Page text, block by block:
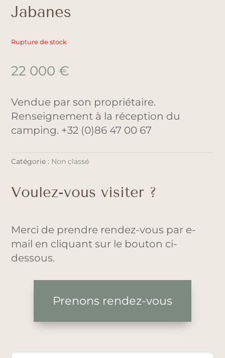
Jabanes
Rupture de stock
22 000 €
Vendue par son propriétaire.
Renseignement à la réception du
camping. +32 (0)86 47 00 67
Catégorie : Non classé
Voulez-vous visiter ?
Merci de prendre rendez-vous par e-
mail en cliquant sur le bouton ci-
dessous.
Prenons rendez-vous